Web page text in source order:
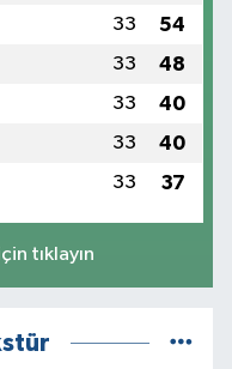
33 54
33 48
33 40
33 40
33 37
tıklayın